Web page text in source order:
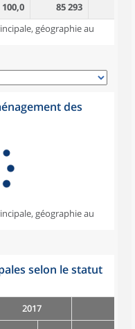
100,0 85 293
géographie au
des
géographie au
selon le statut
2017